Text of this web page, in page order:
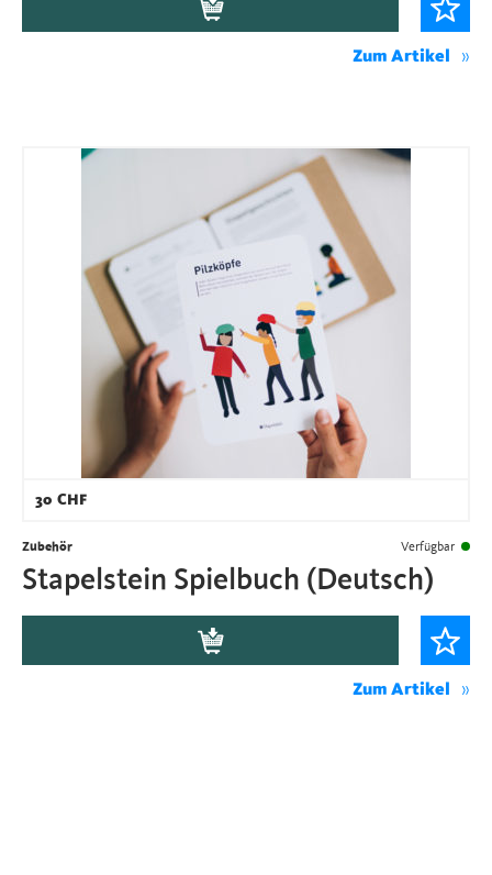
Zum Artikel
30 CHF
Zubehör Verfügbar
Stapelstein Spielbuch (Deutsch)
Zum Artikel